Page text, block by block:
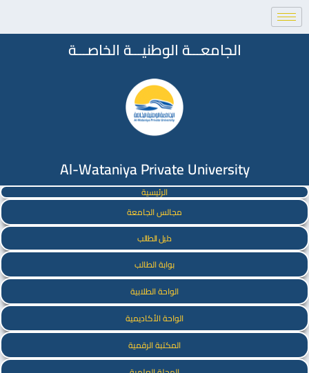
الجامعـــة الوطنيـــة الخاصـــة
Al-Wataniya Private University
الرئيسية
مجالس الجامعة
دليل الطالب
بوابة الطالب
الواحة الطلابية
الواحة الأكاديمية
المكتبة الرقمية